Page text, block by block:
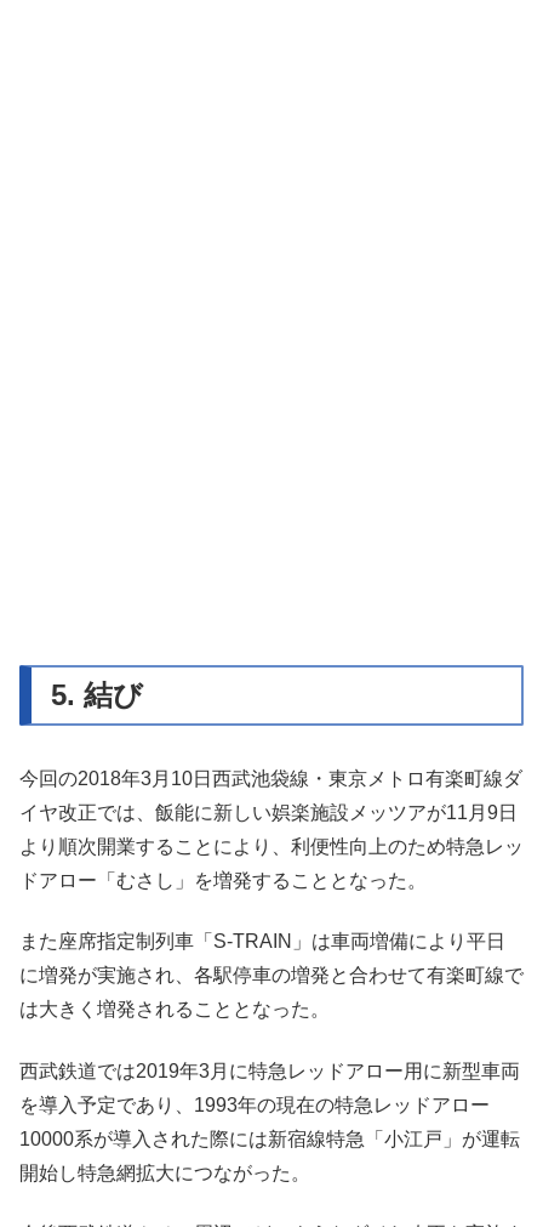
5. 結び
今回の2018年3月10日西武池袋線・東京メトロ有楽町線ダ
イヤ改正では、飯能に新しい娯楽施設メッツアが11月9日
より順次開業することにより、利便性向上のため特急レッ
ドアロー「むさし」を増発することとなった。
また座席指定制列車「S-TRAIN」は車両増備により平日
に増発が実施され、各駅停車の増発と合わせて有楽町線で
は大きく増発されることとなった。
西武鉄道では2019年3月に特急レッドアロー用に新型車両
を導入予定であり、1993年の現在の特急レッドアロー
10000系が導入された際には新宿線特急「小江戸」が運転
開始し特急網拡大につながった。